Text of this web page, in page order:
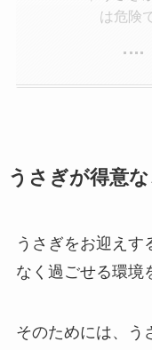
は危険
うさぎが得意な
うさぎをお迎えす
なく過ごせる環境
そのためには、う